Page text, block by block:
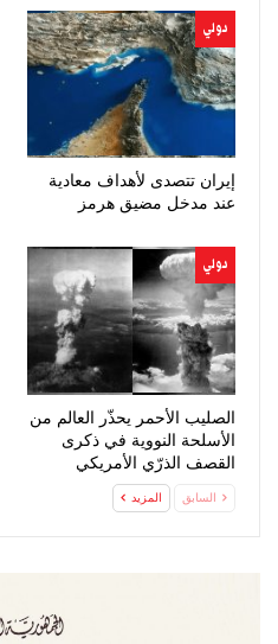
دولي
إيران تتصدى لأهداف معادية
عند مدخل مضيق هرمز
دولي
الصليب الأحمر يحذّر العالم من
الأسلحة النووية في ذكرى
القصف الذرّي الأمريكي
لهيروشيما
السابق المزيد